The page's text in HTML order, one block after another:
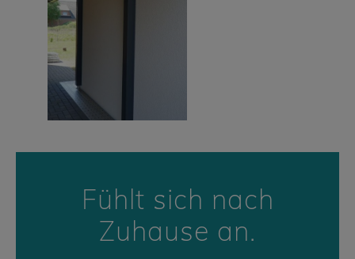
Fühlt sich nach
Zuhause an.